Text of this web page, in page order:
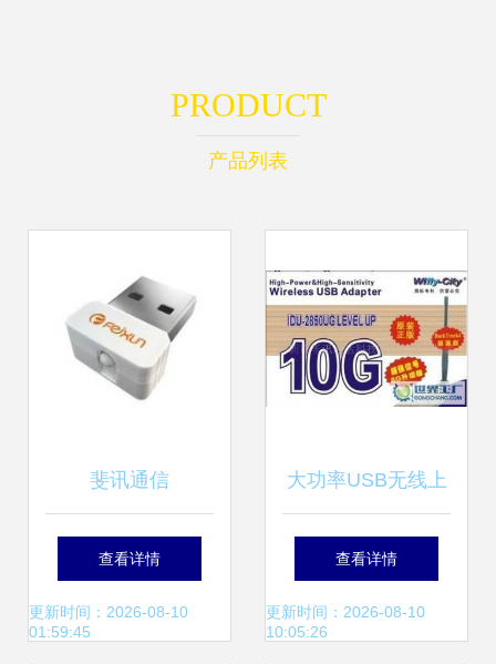
PRODUCT
产品列表
斐讯通信
FUN605M无线网
卡 性能与外观的全
查看详情
更新时间：2026-08-10
01:59:45
大功率USB无线上
网卡技术解析
100G产品在工业与
查看详情
更新时间：2026-08-10
10:05:26